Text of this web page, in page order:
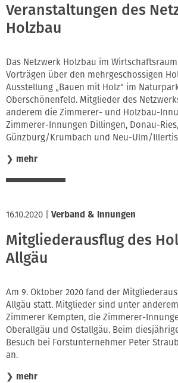
Veranstaltungen des
Holzbau
Das Netzwerk Holzbau im
Vorträgen über den mehrgeschossigen
Ausstellung „Bauen mit Holz“ im
Oberschönenfeld. Mitglieder des
anderem die Zimmerer- und Holzbau-
Zimmerer-Innungen Dillingen, Donau-Ries,
Günzburg/Krumbach und Neu-Ulm/
❯ mehr
16.10.2020 Verband & Innungen
Mitgliederausflug des
Allgäu
Am 9. Oktober 2020 fand der
Allgäu statt. Mitglieder sind unter
Zimmerer Kempten, die Zimmerer-
Oberallgäu und Ostallgäu. Beim
Besuch bei Forstunternehmer Peter
an.
❯ mehr